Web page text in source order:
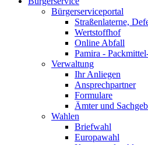
Bürgerserviceportal
Straßenlaterne,
Wertstoffhof
Online Abfall
Pamira -
Verwaltung
Ihr Anliegen
Ansprechpartner
Formulare
Ämter und
Wahlen
Briefwahl
Europawahl